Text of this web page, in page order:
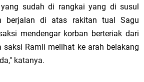
sudah di rangkai yang di susul
berjalan di atas rakitan tual Sagu
mendengar korban berteriak dari
saksi Ramli melihat ke arah belakang
katanya.